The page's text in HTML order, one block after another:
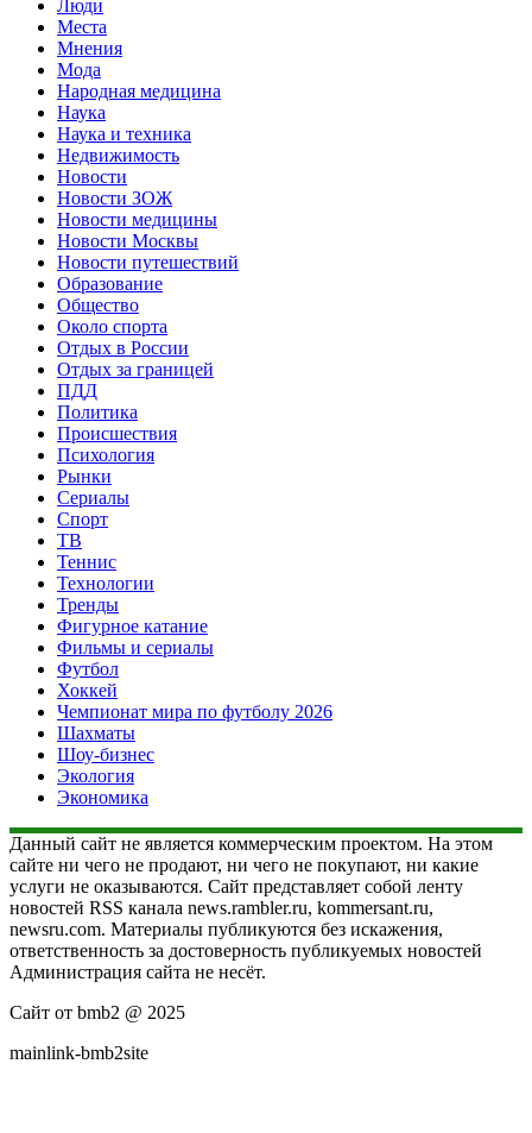
Люди
Места
Мнения
Мода
Народная медицина
Наука
Наука и техника
Недвижимость
Новости
Новости ЗОЖ
Новости медицины
Новости Москвы
Новости путешествий
Образование
Общество
Около спорта
Отдых в России
Отдых за границей
ПДД
Политика
Происшествия
Психология
Рынки
Сериалы
Спорт
ТВ
Теннис
Технологии
Тренды
Фигурное катание
Фильмы и сериалы
Футбол
Хоккей
Чемпионат мира по футболу 2026
Шахматы
Шоу-бизнес
Экология
Экономика
Данный сайт не является коммерческим проектом. На этом
сайте ни чего не продают, ни чего не покупают, ни какие
услуги не оказываются. Сайт представляет собой ленту
новостей RSS канала news.rambler.ru, kommersant.ru,
newsru.com. Материалы публикуются без искажения,
ответственность за достоверность публикуемых новостей
Администрация сайта не несёт.
Сайт от bmb2 @ 2025
mainlink-bmb2site